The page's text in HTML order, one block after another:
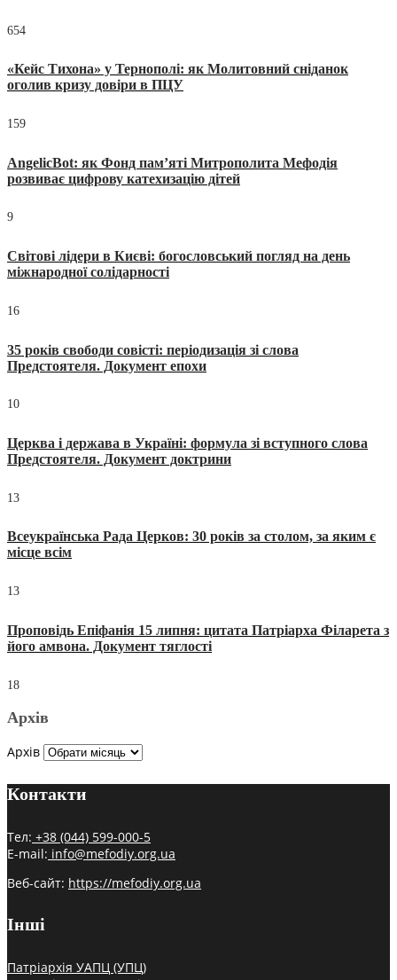
654
«Кейс Тихона» у Тернополі: як Молитовний сніданок
оголив кризу довіри в ПЦУ
159
AngelicBot: як Фонд пам’яті Митрополита Мефодія
розвиває цифрову катехизацію дітей
9
Світові лідери в Києві: богословський погляд на день
міжнародної солідарності
16
35 років свободи совісті: періодизація зі слова
Предстоятеля. Документ епохи
10
Церква і держава в Україні: формула зі вступного слова
Предстоятеля. Документ доктрини
13
Всеукраїнська Рада Церков: 30 років за столом, за яким є
місце всім
13
Проповідь Епіфанія 15 липня: цитата Патріарха Філарета з
його амвона. Документ тяглості
18
Архів
Архів
Контакти
Тел: +38 (044) 599-000-5
E-mail: info@mefodiy.org.ua
Веб-сайт: https://mefodiy.org.ua
Інші
Патріархія УАПЦ (УПЦ)